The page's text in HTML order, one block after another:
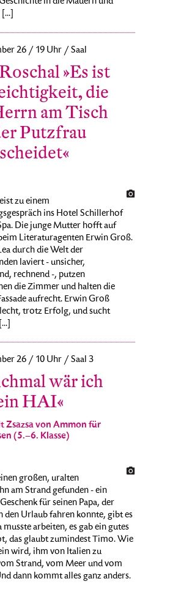
26 / 19 Uhr / Saal
»Es ist
die
am Tisch
Putzfrau
zu einem
ins Hotel Schillerhof
Die junge Mutter hofft auf
Literaturagenten Erwin Groß.
durch die Welt der
laviert - unsicher,
rechnend -, putzen
die Zimmer und halten die
aufrecht. Erwin Groß
trotz Erfolg, und sucht
26 / 10 Uhr / Saal 3
wär ich
HAI«
Zsazsa von Ammon für
(5.–6. Klasse)
großen, uralten
am Strand gefunden - ein
für seinen Papa, der
den Urlaub fahren konnte, gibt es
musste arbeiten, es gab ein gutes
das glaubt zumindest Timo. Wie
wird, ihm von Italien zu
Strand, vom Meer und vom
dann kommt alles ganz anders.